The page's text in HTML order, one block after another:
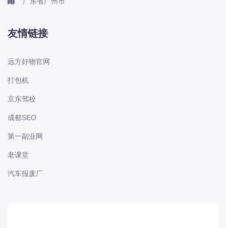
比亚迪商用车
比速
创维
昌河
长安
友情链接
远方好物官网
打包机
京东驾校
成都SEO
第一副业网
老课堂
汽车报废厂